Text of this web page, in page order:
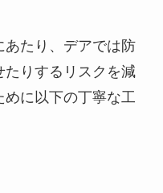
あたり、デアでは防
りするリスクを減
めに以下の丁寧な工